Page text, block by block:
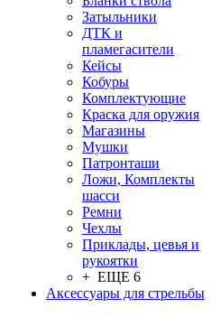
Затыльники
ДТК и
пламегасители
Кейсы
Кобуры
Комплектующие
Краска для оружия
Магазины
Мушки
Патронташи
Ложи, Комплекты
шасси
Ремни
Чехлы
Приклады, цевья и
рукоятки
+ ЕЩЕ 6
Аксессуары для стрельбы